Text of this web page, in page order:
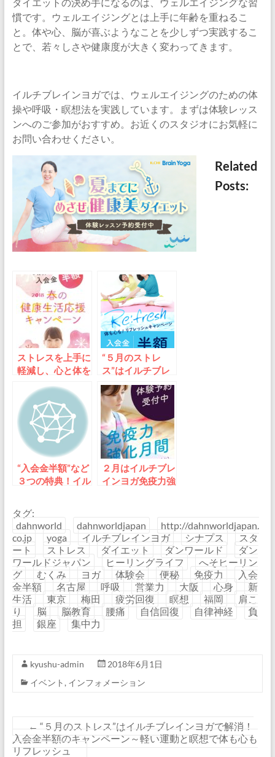
慣です。ウェルエイジングとは上手に年齢を重ねるこ
と。体や心、脳が喜ぶようなことを少しずつ実践するこ
とで、若々しさや健康度が大きく変わってきます。
イルチブレインヨガでは、ウェルエイジングのための体
操や呼吸・瞑想法を実践しています。まずは体験レッス
ンへのご参加がおすすめ。お近くのスタジオにお気軽に
お問い合わせください。
Related
Posts:
ストレスを上手に
軽減し、心と体を
「入会金半額」～
イルチブレインヨ
“５月のストレ
ス”はイルチブレ
インヨガで解消！
入会金半額のキャ
ンペーン～軽い運
動と瞑想で体も心
もリフレッシュ
“入会金半額”など
３つの特典！イル
「20周年キャン
ペーン」すき間時
間を使った「１分
運動」で、夏のダ
イエット成功へ
２月はイルチブレ
インヨガ免疫力強
タグ:
dahnworld
dahnworldjapan
http://dahnworldjapan.
co.jp
yoga イルチブレインヨガ シナプス
スタ
ート
ストレス ダイエット ダンワールド
ダン
ワールドジャパン
ヒーリングライフ
へそヒーリン
グ
むくみ ヨガ 体験会 便秘 免疫力
入会
金半額
名古屋 呼吸 営業力 大阪 心身
新
生活
東京 梅田 疲労回復 瞑想 福岡
肩こ
り
脳 脳教育 腰痛 自信回復 自律神経
負
担
銀座 集中力
kyushu-admin
2018年6月1日
イベント , インフォメーション
← “５月のストレス”はイルチブレインヨガで解消！
入会金半額のキャンペーン～軽い運動と瞑想で体も心も
リフレッシュ